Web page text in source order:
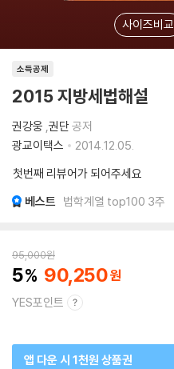
사이즈비교
소득공제
2015 지방세법해설
권강웅 ,권단공저
광교이택스
2014.12.05.
첫번째 리뷰어가 되어주세요
베스트 법학계열 top100 3주
95,000원
5 90,250
YES포인트
앱 다운 시 1천원 상품권